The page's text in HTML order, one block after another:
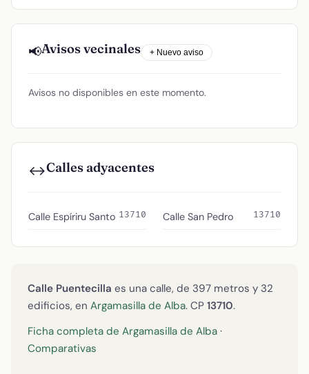
📢Avisos vecinales + Nuevo aviso
Avisos no disponibles en este momento.
↔️Calles adyacentes
Calle Espíriru Santo 13710 Calle San Pedro 13710
Calle Puentecilla es una calle, de 397 metros y 32
edificios, en Argamasilla de Alba. CP 13710.
Ficha completa de Argamasilla de Alba ·
Comparativas